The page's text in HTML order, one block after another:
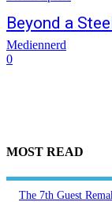
Beyond a
Mediennerd
0
MOST READ
The 7th Guest